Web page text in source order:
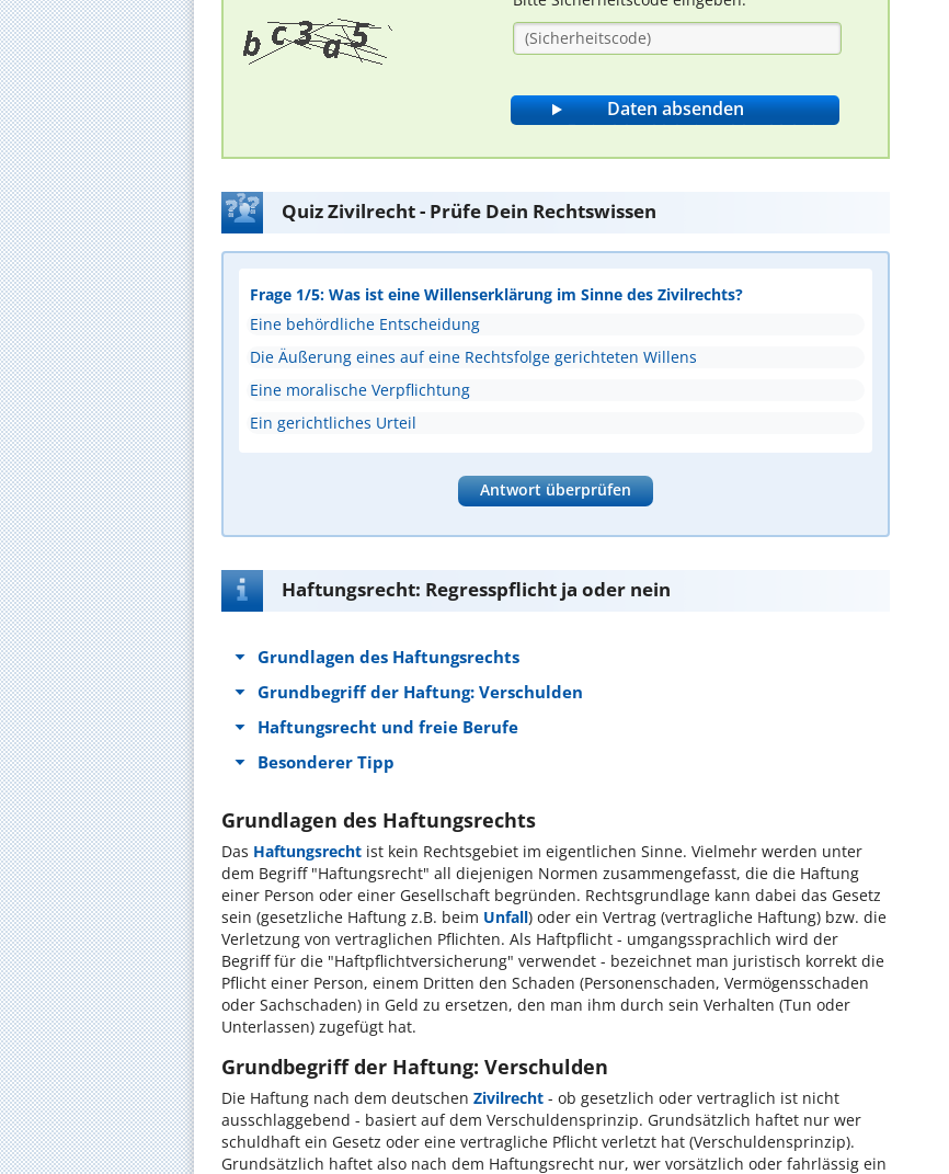
Quiz Zivilrecht - Prüfe Dein Rechtswissen
Frage 1/5: Was ist eine Willenserklärung im Sinne des Zivilrechts?
Eine behördliche Entscheidung
Die Äußerung eines auf eine Rechtsfolge gerichteten Willens
Eine moralische Verpflichtung
Ein gerichtliches Urteil
Antwort überprüfen
Haftungsrecht: Regresspflicht ja oder nein
Grundlagen des Haftungsrechts
Grundbegriff der Haftung: Verschulden
Haftungsrecht und freie Berufe
Besonderer Tipp
Grundlagen des Haftungsrechts
Das Haftungsrecht ist kein Rechtsgebiet im eigentlichen Sinne. Vielmehr werden unter
dem Begriff "Haftungsrecht" all diejenigen Normen zusammengefasst, die die Haftung
einer Person oder einer Gesellschaft begründen. Rechtsgrundlage kann dabei das Gesetz
sein (gesetzliche Haftung z.B. beim Unfall) oder ein Vertrag (vertragliche Haftung) bzw. die
Verletzung von vertraglichen Pflichten. Als Haftpflicht - umgangssprachlich wird der
Begriff für die "Haftpflichtversicherung" verwendet - bezeichnet man juristisch korrekt die
Pflicht einer Person, einem Dritten den Schaden (Personenschaden, Vermögensschaden
oder Sachschaden) in Geld zu ersetzen, den man ihm durch sein Verhalten (Tun oder
Unterlassen) zugefügt hat.
Grundbegriff der Haftung: Verschulden
Die Haftung nach dem deutschen Zivilrecht - ob gesetzlich oder vertraglich ist nicht
ausschlaggebend - basiert auf dem Verschuldensprinzip. Grundsätzlich haftet nur wer
schuldhaft ein Gesetz oder eine vertragliche Pflicht verletzt hat (Verschuldensprinzip).
Grundsätzlich haftet also nach dem Haftungsrecht nur, wer vorsätzlich oder fahrlässig ein